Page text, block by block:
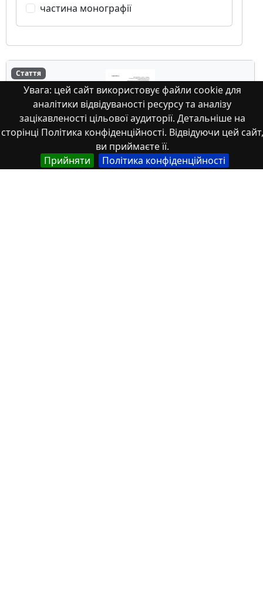
Увага: цей сайт використовує файли cookie для
аналітики відвідуваності ресурсу та аналізу
зацікавленості цільової аудиторії. Детальніше на
сторінці Політика конфіденційності. Відвідуючи цей сайт,
ви приймаєте її.
Прийняти
Політика конфіденційності
частина монографії
Стаття
Особливості перекладу термінології